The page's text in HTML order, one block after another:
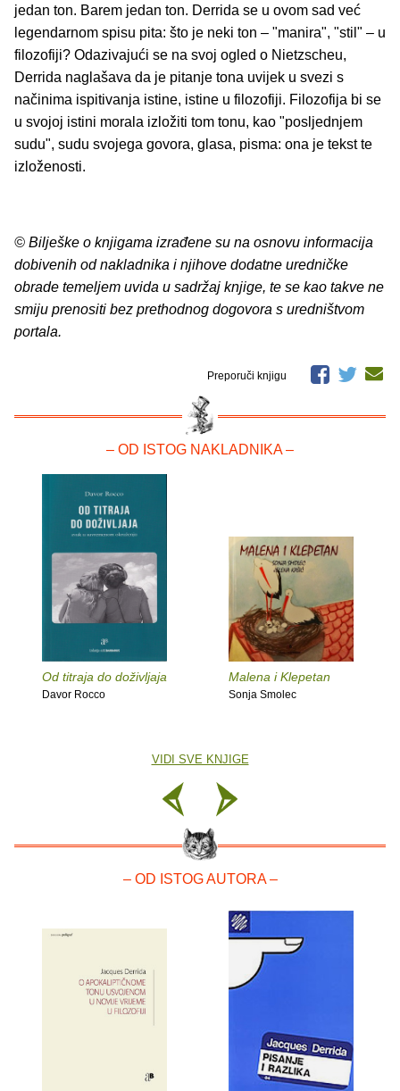
jedan ton. Barem jedan ton. Derrida se u ovom sad već
legendarnom spisu pita: što je neki ton – "manira", "stil" – u
filozofiji? Odazivajući se na svoj ogled o Nietzscheu,
Derrida naglašava da je pitanje tona uvijek u svezi s
načinima ispitivanja istine, istine u filozofiji. Filozofija bi se
u svojoj istini morala izložiti tom tonu, kao "posljednjem
sudu", sudu svojega govora, glasa, pisma: ona je tekst te
izloženosti.
© Bilješke o knjigama izrađene su na osnovu informacija
dobivenih od nakladnika i njihove dodatne uredničke
obrade temeljem uvida u sadržaj knjige, te se kao takve ne
smiju prenositi bez prethodnog dogovora s uredništvom
portala.
Preporuči knjigu
– OD ISTOG NAKLADNIKA –
Od titraja do doživljaja
Davor Rocco
Malena i Klepetan
Sonja Smolec
VIDI SVE KNJIGE
– OD ISTOG AUTORA –